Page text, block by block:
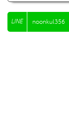
LINE noonkul356